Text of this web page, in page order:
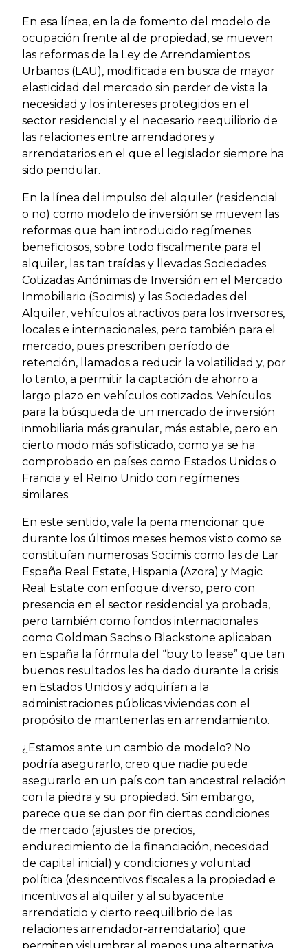
En esa línea, en la de fomento del modelo de
ocupación frente al de propiedad, se mueven
las reformas de la Ley de Arrendamientos
Urbanos (LAU), modificada en busca de mayor
elasticidad del mercado sin perder de vista la
necesidad y los intereses protegidos en el
sector residencial y el necesario reequilibrio de
las relaciones entre arrendadores y
arrendatarios en el que el legislador siempre ha
sido pendular.
En la línea del impulso del alquiler (residencial
o no) como modelo de inversión se mueven las
reformas que han introducido regímenes
beneficiosos, sobre todo fiscalmente para el
alquiler, las tan traídas y llevadas Sociedades
Cotizadas Anónimas de Inversión en el Mercado
Inmobiliario (Socimis) y las Sociedades del
Alquiler, vehículos atractivos para los inversores,
locales e internacionales, pero también para el
mercado, pues prescriben período de
retención, llamados a reducir la volatilidad y, por
lo tanto, a permitir la captación de ahorro a
largo plazo en vehículos cotizados. Vehículos
para la búsqueda de un mercado de inversión
inmobiliaria más granular, más estable, pero en
cierto modo más sofisticado, como ya se ha
comprobado en países como Estados Unidos o
Francia y el Reino Unido con regímenes
similares.
En este sentido, vale la pena mencionar que
durante los últimos meses hemos visto como se
constituían numerosas Socimis como las de Lar
España Real Estate, Hispania (Azora) y Magic
Real Estate con enfoque diverso, pero con
presencia en el sector residencial ya probada,
pero también como fondos internacionales
como Goldman Sachs o Blackstone aplicaban
en España la fórmula del “buy to lease” que tan
buenos resultados les ha dado durante la crisis
en Estados Unidos y adquirían a la
administraciones públicas viviendas con el
propósito de mantenerlas en arrendamiento.
¿Estamos ante un cambio de modelo? No
podría asegurarlo, creo que nadie puede
asegurarlo en un país con tan ancestral relación
con la piedra y su propiedad. Sin embargo,
parece que se dan por fin ciertas condiciones
de mercado (ajustes de precios,
endurecimiento de la financiación, necesidad
de capital inicial) y condiciones y voluntad
política (desincentivos fiscales a la propiedad e
incentivos al alquiler y al subyacente
arrendaticio y cierto reequilibrio de las
relaciones arrendador-arrendatario) que